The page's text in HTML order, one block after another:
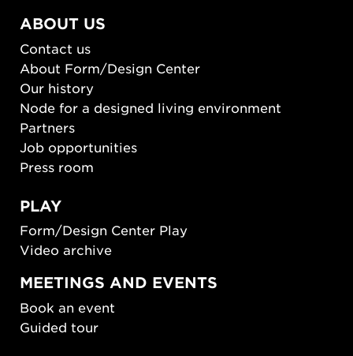
ABOUT US
Contact us
About Form/Design Center
Our history
Node for a designed living environment
Partners
Job opportunities
Press room
PLAY
Form/Design Center Play
Video archive
MEETINGS AND EVENTS
Book an event
Guided tour